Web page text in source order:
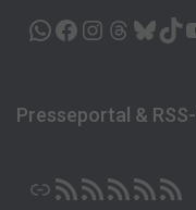
WHATSAPP FACEBOOK INSTAGRAM THREADS BLUESKY
Presseportal &
LINK RSS-FEED RSS-FEED RSS-FEED RSS-FEED